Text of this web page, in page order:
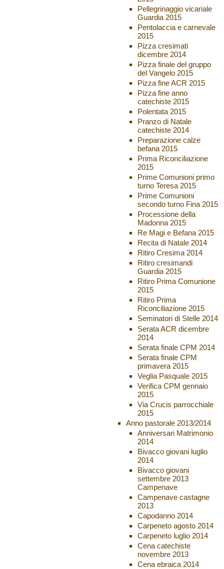
Pellegrinaggio vicariale
Guardia 2015
Pentolaccia e carnevale
2015
Pizza cresimati
dicembre 2014
Pizza finale del gruppo
del Vangelo 2015
Pizza fine ACR 2015
Pizza fine anno
catechiste 2015
Polentata 2015
Pranzo di Natale
catechiste 2014
Preparazione calze
befana 2015
Prima Riconciliazione
2015
Prime Comunioni primo
turno Teresa 2015
Prime Comunioni
secondo turno Fina 2015
Processione della
Madonna 2015
Re Magi e Befana 2015
Recita di Natale 2014
Ritiro Cresima 2014
Ritiro cresimandi
Guardia 2015
Ritiro Prima Comunione
2015
Ritiro Prima
Riconciliazione 2015
Seminatori di Stelle 2014
Serata ACR dicembre
2014
Serata finale CPM 2014
Serata finale CPM
primavera 2015
Veglia Pasquale 2015
Verifica CPM gennaio
2015
Via Crucis parrocchiale
2015
Anno pastorale 2013/2014
Anniversari Matrimonio
2014
Bivacco giovani luglio
2014
Bivacco giovani
settembre 2013
Campenave
Campenave castagne
2013
Capodanno 2014
Carpeneto agosto 2014
Carpeneto luglio 2014
Cena catechiste
novembre 2013
Cena ebraica 2014